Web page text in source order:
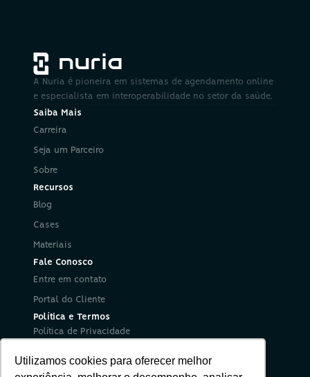
Utilizamos cookies para oferecer melhor
A Nuria é pioneira em sistemas de agendamento online
e especialista em interoperabilidade no setor da saúde.
Saiba Mais
Carreira
Seja um Parceiro
Sobre
Recursos
Blog
Cases
Materiais
Fale Conosco
Entre em contato
Portal do Cliente
Política e Termos
Política de Privacidade
Termos de Uso